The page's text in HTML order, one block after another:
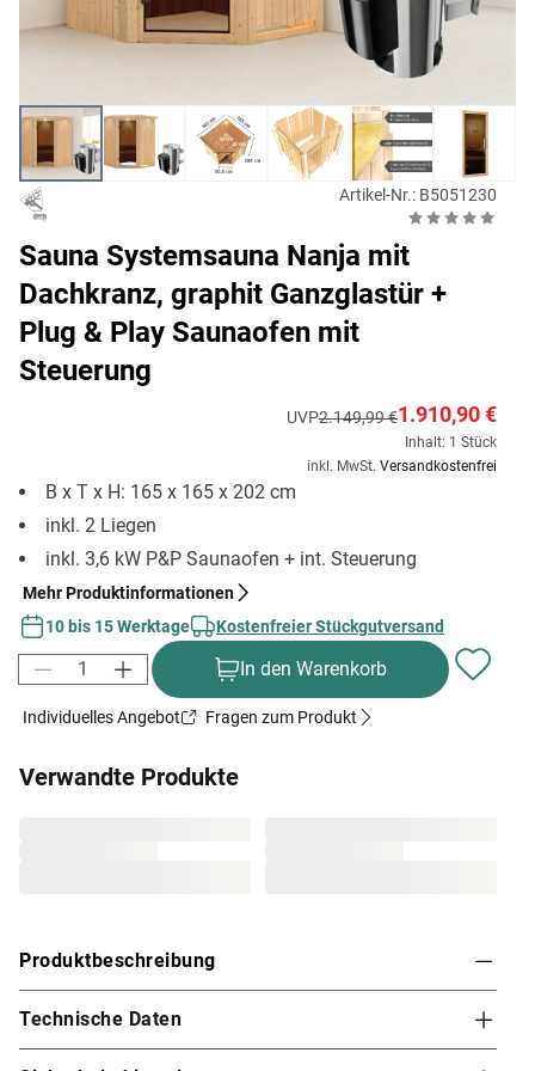
Artikel-Nr.: B5051230
Sauna Systemsauna Nanja mit
Dachkranz, graphit Ganzglastür +
Plug & Play Saunaofen mit
Steuerung
UVP2.149,99 €1.910,90 €
Inhalt: 1 Stück
inkl. MwSt. Versandkostenfrei
B x T x H: 165 x 165 x 202 cm
inkl. 2 Liegen
inkl. 3,6 kW P&P Saunaofen + int. Steuerung
Mehr Produktinformationen
10 bis 15 Werktage
Kostenfreier Stückgutversand
In den Warenkorb
Individuelles Angebot Fragen zum Produkt
Verwandte Produkte
Produktbeschreibung
Karibu Innensauna Nanja in Systembauweise für
1-2 Personen
Technische Daten